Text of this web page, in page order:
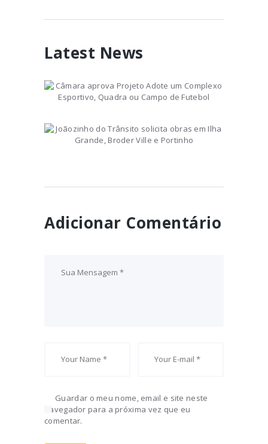
Latest News
Câmara aprova Projeto
Adote um Complexo
de Futebol
Joãozinho do Trânsito
solicita obras em Ilha
Adicionar Comentário
Guardar o meu nome, email e site neste
navegador para a próxima vez que eu
comentar.